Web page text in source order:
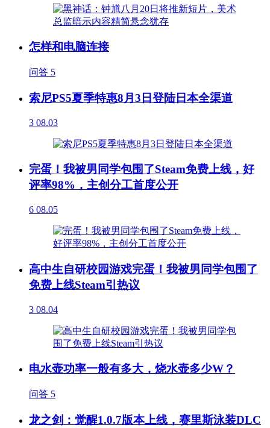
怎样和电脑连接
问答 5
索尼PS5夏季特惠8月3日登陆日本全渠道
3 08.03
完蛋！我被男同学包围了Steam免费上线，好
评率98%，主创分工首度公开
6 08.05
高中生自研校园游戏完蛋！我被男同学包围了
免费上线Steam引热议
3 08.04
电水壶功率一般有多大，烧水壶多少W？
问答 5
龙之剑：觉醒1.0.7版本上线，赛里斯泳装DLC